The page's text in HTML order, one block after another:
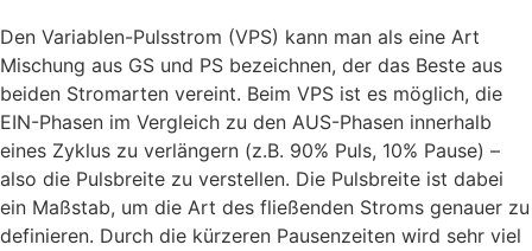
Den Variablen-Puls­strom (VPS) kann man als eine Art
Mischung aus GS und PS be­zeichnen, der das Beste aus
beiden Strom­arten vereint. Beim VPS ist es möglich, die
EIN-Phasen im Vergleich zu den AUS-Phasen innerhalb
eines Zyklus zu ver­längern (z.B. 90% Puls, 10% Pause) –
also die Puls­breite zu ver­stellen. Die Puls­breite ist dabei
ein Maß­stab, um die Art des fließenden Stroms genauer zu
de­finieren. Durch die kürzeren Pausen­zeiten wird sehr viel